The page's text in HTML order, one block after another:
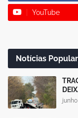
YouTube
Notícias
junho